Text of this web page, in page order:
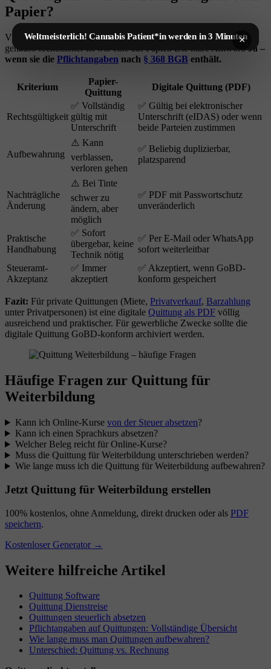
Papier?
Viele fragen sich, ob einedigitale Quittungfür Weiterbildung
genauso rechtssicher ist wie eine auf Papier. Die klare Antwort:Ja –
wenn sie die Pflichtangaben nach § 368 BGB enthält.
Kriterium
Papier-
Quittung
Digitale Quittung (PDF)
Rechtsgültigkeit
✅ Vollständig
gültig mit
Unterschrift
✅ Gültig bei elektronischer
Unterschrift (eIDAS) oder wenn
beide Parteien zustimmen
Aufbewahrung
⚠️ Kann
verblassen,
verloren gehen
✅ Beliebig duplizierbar,
platzsparend
Nachträgliche
Änderung
⚠️ Bei Tinte
schwer zu
ändern, aber
möglich
✅ PDF mit Passwortschutz
unveränderlich
Praktische
Handhabung
✅ Sofort
übergebar, keine
Technik nötig
✅ Per E-Mail oder WhatsApp
sofort weiterleitbar
Steueramt-
Akzeptanz
✅ Immer
akzeptiert
✅ Akzeptiert, wenn GoBD-
konform gespeichert
Fazit: Für private Quittungen (Miete, Privatverkauf, Barzahlung
unter Privatpersonen) ist eine digitale Quittung als PDF völlig
ausreichend und praktischer. Für gewerbliche Zwecke sollte die
digitale Quittung GoBD-konform archiviert werden.
Häufige Fragen zur Quittung für
Weiterbildung
Kann ich Online-Kurse von der Steuer absetzen?
Kann ich einen Sprachkurs absetzen?
Welcher Beleg reicht für Online-Kurse?
Muss die Quittung für Weiterbildung unterschrieben werden?
Wie lange muss ich die Quittung für Weiterbildung aufbewahren?
Jetzt Quittung für Weiterbildung erstellen
100% kostenlos, ohne Anmeldung, direkt drucken oder als PDF
speichern.
Kostenloser Generator →
Weitere hilfreiche Artikel
Quittung Software
Quittung Dienstreise
Quittungen steuerlich absetzen
Pflichtangaben auf Quittungen: Vollständige Übersicht
Wie lange muss man Quittungen aufbewahren?
Unterschied: Quittung vs. Rechnung
Weltmeisterlich! Cannabis Patient*in werden in 3 Minuten
×